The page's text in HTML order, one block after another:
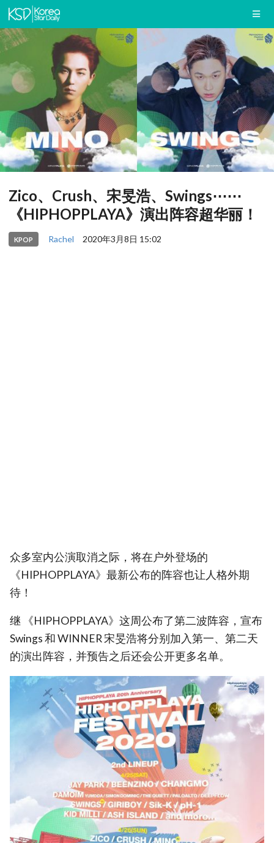
Zico、Crush、宋旻浩、Swings⋯⋯
《HIPHOPPLAYA》演出阵容超华丽！
KPOP Rachel 2020年3月8日 15:02
众多室内公演取消之际，将在户外登场的
《HIPHOPPLAYA》最新公布的阵容也让人格外期
待！
继 《HIPHOPPLAYA》这周公布了第二波阵容，宣布
Swings 和 WINNER 宋旻浩将分别加入第一、第二天
的演出阵容，并预告之后还会公开更多名单。